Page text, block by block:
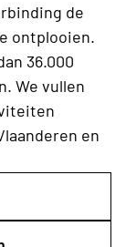
de
ontplooien.
36.000
We vullen
en